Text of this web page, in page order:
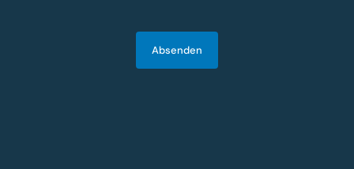
Bitte lasse dieses Feld leer.